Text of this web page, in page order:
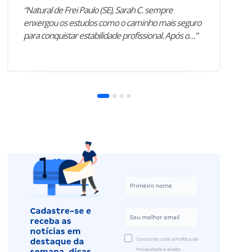
“Natural de Frei Paulo (SE), Sarah C. sempre
enxergou os estudos como o caminho mais seguro
para conquistar estabilidade profissional. Após o…”
Cadastre-se e
receba as
notícias em
destaque da
Concordo com a Política de
Privacidade e aceito